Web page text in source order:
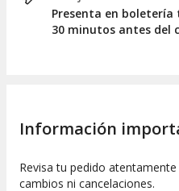
Presenta en
30 minutos antes del
Información
Revisa tu pedido
cambios ni cancelaciones.